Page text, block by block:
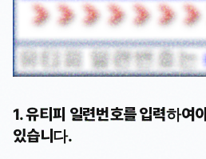
1. 유티피 일련번호를 입력하여
있습니다.